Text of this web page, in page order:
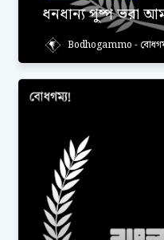
ধনধান্য পুষ্প ভরা
Bodhogammo -